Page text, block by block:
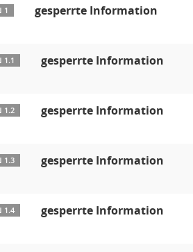
1 gesperrte Information
1.1 gesperrte Information
1.2 gesperrte Information
1.3 gesperrte Information
1.4 gesperrte Information